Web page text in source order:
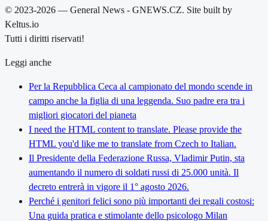
© 2023-2026 — General News - GNEWS.CZ. Site built by
Keltus.io
Tutti i diritti riservati!
Leggi anche
Per la Repubblica Ceca al campionato del mondo scende in
campo anche la figlia di una leggenda. Suo padre era tra i
migliori giocatori del pianeta
I need the HTML content to translate. Please provide the
HTML you'd like me to translate from Czech to Italian.
Il Presidente della Federazione Russa, Vladimir Putin, sta
aumentando il numero di soldati russi di 25.000 unità. Il
decreto entrerà in vigore il 1° agosto 2026.
Perché i genitori felici sono più importanti dei regali costosi:
Una guida pratica e stimolante dello psicologo Milan